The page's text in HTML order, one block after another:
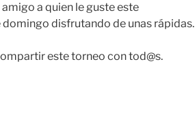
a quien le guste este
disfrutando de unas rápidas.
este torneo con tod@s.